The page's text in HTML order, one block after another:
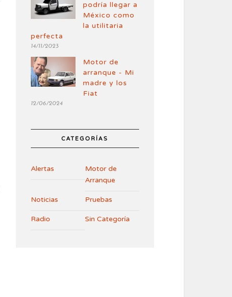
podría llegar a
México como
la utilitaria
perfecta
14/11/2023
Motor de
arranque - Mi
madre y los
Fiat
12/06/2024
CATEGORÍAS
Alertas
Motor de
Arranque
Noticias Pruebas
Radio Sin Categoría